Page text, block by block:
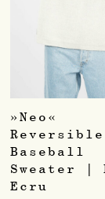
»Neo«
Reversible
Baseball
Sweater |
Ecru